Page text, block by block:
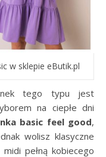
w sklepie eButik.pl
tego typu jest
na ciepłe dni
basic feel good,
wolisz klasyczne
pełną kobiecego